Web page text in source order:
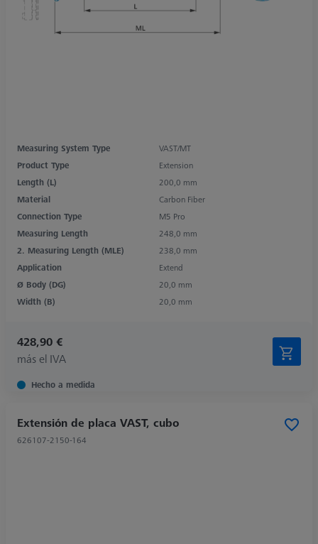
Measuring System Type
VAST/MT
Product Type
Extension
Length (L)
200,0 mm
Material
Carbon Fiber
Connection Type
M5 Pro
Measuring Length
248,0 mm
2. Measuring Length (MLE)
238,0 mm
Application
Extend
Ø Body (DG)
20,0 mm
Width (B)
20,0 mm
428,90 €
más el IVA
Hecho a medida
Extensión de placa VAST, cubo
626107-2150-164